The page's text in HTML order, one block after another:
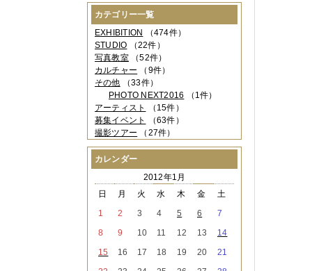
2022年09月（2件）
2022年08月
（3件）
2022年07月（3件）
2022年05月（4件）
2022年04月（2件）
2022年03月
（5件）
2022年02月（3件）
2022年01月（3件）
2021年12月（2件）
2021年11月（3件）
2021年10月
（1件）
2021年08月
2021年07月（1件）
（3件）
2021年05月（2件）
2021年03月 （3件）
2021年02月 （1件）
2020年12月 （3件）
2020年11月（6件）
カテゴリー一覧
EXHIBITION （474件）
STUDIO （22件）
写真教室（52件）
カルチャー （9件）
その他 （33件）
PHOTO NEXT2016 （1件）
アーティスト
（15件）
募集イベント
（63件）
撮影ツアー （27件）
カレンダー
2012年1月
日
月 火 水 木 金
土
1
2 3 4 5 6
7
8
9 10 11 12 13
14
15
16 17 18 19 20
21